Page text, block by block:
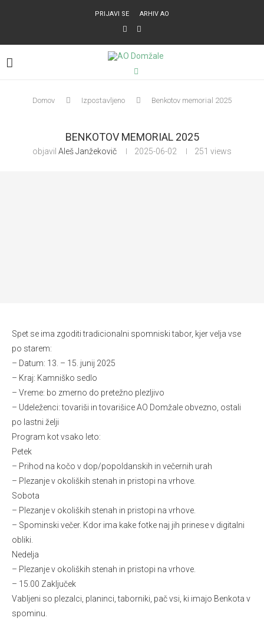
PRIJAVI SE ARHIV AO
Domov Izpostavljeno Benkotov memorial 2025
BENKOTOV MEMORIAL 2025
objavil Aleš Janžekovič 2025-06-02 251 views
Spet se ima zgoditi tradicionalni spomniski tabor, kjer velja vse
po starem:
– Datum: 13. – 15. junij 2025
– Kraj: Kamniško sedlo
– Vreme: bo zmerno do pretežno plezljivo
– Udeleženci: tovariši in tovarišice AO Domžale obvezno, ostali
po lastni želji
Program kot vsako leto:
Petek
– Prihod na kočo v dop/popoldanskih in večernih urah
– Plezanje v okoliških stenah in pristopi na vrhove.
Sobota
– Plezanje v okoliških stenah in pristopi na vrhove.
– Spominski večer. Kdor ima kake fotke naj jih prinese v digitalni
obliki.
Nedelja
– Plezanje v okoliških stenah in pristopi na vrhove.
– 15.00 Zaključek
Vabljeni so plezalci, planinci, taborniki, pač vsi, ki imajo Benkota v
spominu.